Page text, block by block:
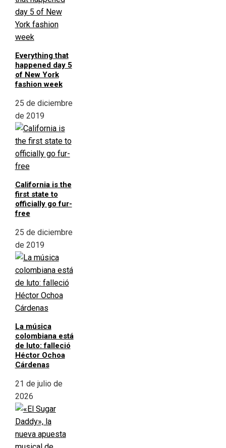
Everything that
happened day 5
of New York
fashion week
25 de diciembre
de 2019
California is the
first state to
officially go fur-
free
25 de diciembre
de 2019
La música
colombiana está
de luto: falleció
Héctor Ochoa
Cárdenas
21 de julio de
2026